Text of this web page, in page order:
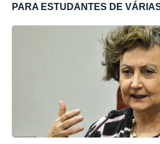
PARA ESTUDANTES DE